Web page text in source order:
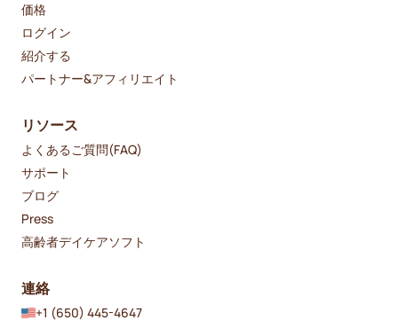
価格
ログイン
紹介する
パートナー&アフィリエイト
リソース
よくあるご質問(FAQ)
サポート
ブログ
Press
高齢者デイケアソフト
連絡
+1 (650) 445-4647